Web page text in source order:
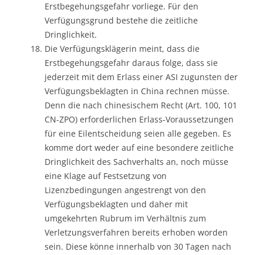
Erstbegehungsgefahr vorliege. Für den
Verfügungsgrund bestehe die zeitliche
Dringlichkeit.
Die Verfügungsklägerin meint, dass die
Erstbegehungsgefahr daraus folge, dass sie
jederzeit mit dem Erlass einer ASI zugunsten der
Verfügungsbeklagten in China rechnen müsse.
Denn die nach chinesischem Recht (Art. 100, 101
CN-ZPO) erforderlichen Erlass-Voraussetzungen
für eine Eilentscheidung seien alle gegeben. Es
komme dort weder auf eine besondere zeitliche
Dringlichkeit des Sachverhalts an, noch müsse
eine Klage auf Festsetzung von
Lizenzbedingungen angestrengt von den
Verfügungsbeklagten und daher mit
umgekehrten Rubrum im Verhältnis zum
Verletzungsverfahren bereits erhoben worden
sein. Diese könne innerhalb von 30 Tagen nach